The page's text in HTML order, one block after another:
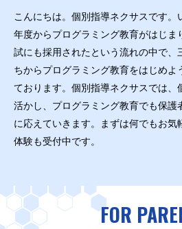
こんにちは。個別指導ネクサスです
年度からプログラミング教育がはじま
試にも採用されたという流れの中で、
ちからプログラミング教育をはじめよ
ております。個別指導ネクサスでは、
活かし、プログラミング教育でも保護
に応えていきます。まずは何でもお気
体験も受付中です。
FOR